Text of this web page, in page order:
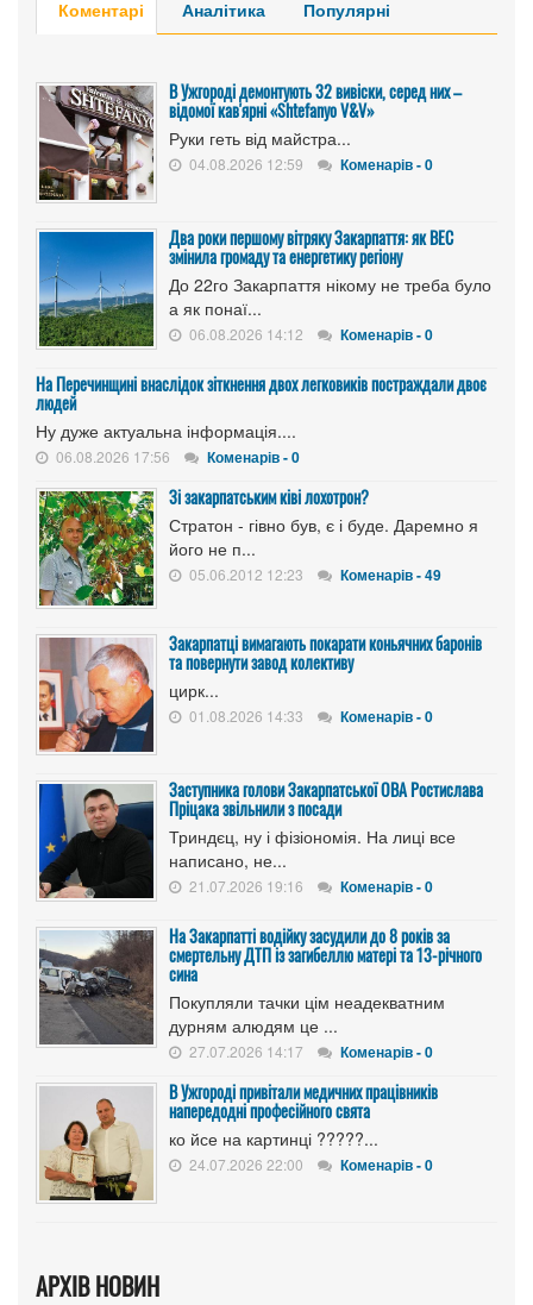
Коментарі Аналітика Популярні
В Ужгороді демонтують 32 вивіски, серед них –
відомої кав'ярні «Shtefanyo V&V»
Руки геть від майстра...
04.08.2026 12:59 Коменарів - 0
Два роки першому вітряку Закарпаття: як ВЕС
змінила громаду та енергетику регіону
До 22го Закарпаття нікому не треба було
а як понаї...
06.08.2026 14:12 Коменарів - 0
На Перечинщині внаслідок зіткнення двох легковиків постраждали двоє
людей
Ну дуже актуальна інформація....
06.08.2026 17:56 Коменарів - 0
Зі закарпатським ківі лохотрон?
Стратон - гівно був, є і буде. Даремно я
його не п...
05.06.2012 12:23 Коменарів - 49
Закарпатці вимагають покарати коньячних баронів
та повернути завод колективу
цирк...
01.08.2026 14:33 Коменарів - 0
Заступника голови Закарпатської ОВА Ростислава
Пріцака звільнили з посади
Триндєц, ну і фізіономія. На лиці все
написано, не...
21.07.2026 19:16 Коменарів - 0
На Закарпатті водійку засудили до 8 років за
смертельну ДТП із загибеллю матері та 13-річного
сина
Покупляли тачки цім неадекватним
дурням алюдям це ...
27.07.2026 14:17 Коменарів - 0
В Ужгороді привітали медичних працівників
напередодні професійного свята
ко йсе на картинці ?????...
24.07.2026 22:00 Коменарів - 0
АРХІВ НОВИН